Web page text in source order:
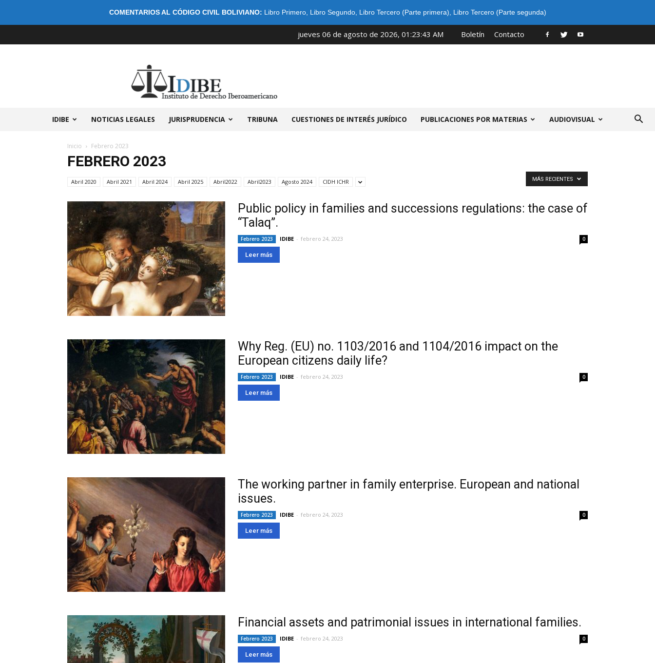
COMENTARIOS AL CÓDIGO CIVIL BOLIVIANO: Libro Primero, Libro Segundo, Libro Tercero (Parte primera) Libro Tercero (Parte segunda)
jueves 06 de agosto de 2026, 01:23:43 AM Boletín Contacto
IDIBE NOTICIAS LEGALES JURISPRUDENCIA TRIBUNA CUESTIONES DE INTERÉS JURÍDICO PUBLICACIONES POR MATERIAS AUDIOVISUAL
Inicio Febrero 2023
FEBRERO 2023
Abril 2020 Abril 2021 Abril 2024 Abril 2025 Abril2022 Abril2023 Agosto 2024 CIDH ICHR MÁS RECIENTES
Public policy in families and successions regulations: the case of
“Talaq”.
Febrero 2023 IDIBE - febrero 24, 2023 0
Leer más
Why Reg. (EU) no. 1103/2016 and 1104/2016 impact on the
European citizens daily life?
Febrero 2023 IDIBE - febrero 24, 2023 0
Leer más
The working partner in family enterprise. European and national
issues.
Febrero 2023 IDIBE - febrero 24, 2023 0
Leer más
Financial assets and patrimonial issues in international families.
Febrero 2023 IDIBE - febrero 24, 2023 0
Leer más